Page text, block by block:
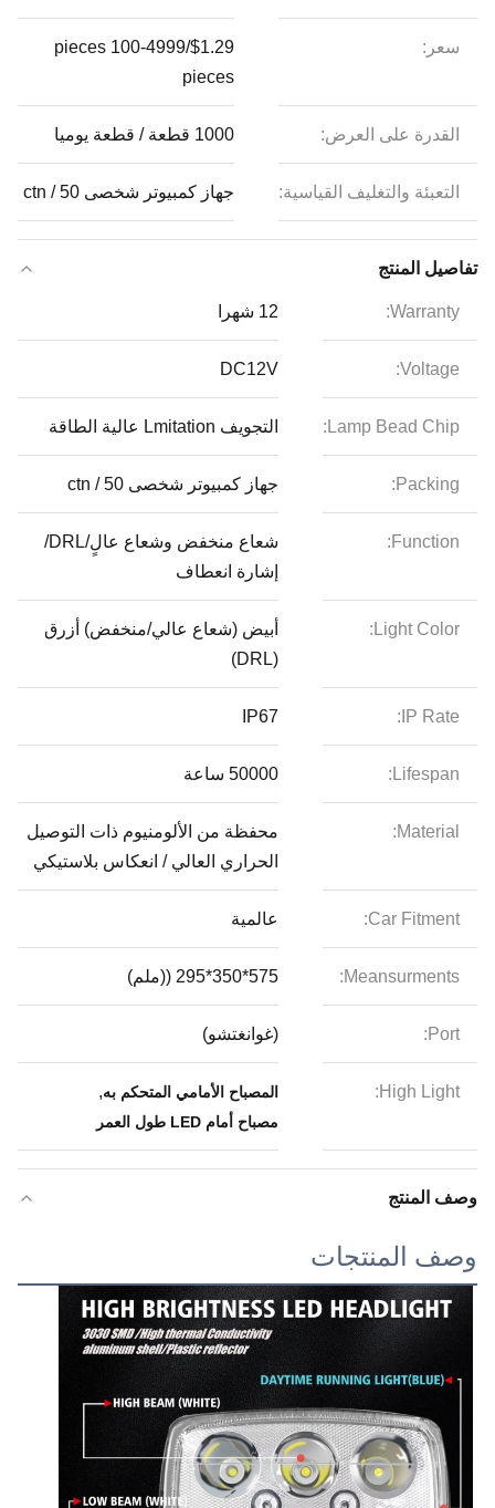
سعر:
$1.29/pieces 100-4999
pieces
القدرة على العرض: 1000 قطعة / قطعة يوميا
التعبئة والتغليف القياسية: جهاز كمبيوتر شخصى 50 / ctn
تفاصيل المنتج
Warranty: 12 شهرا
Voltage:
DC12V
Lamp Bead Chip: التجويف Lmitation عالية الطاقة
Packing: جهاز كمبيوتر شخصى 50 / ctn
Function:
شعاع منخفض وشعاع عالٍ/DRL/
إشارة انعطاف
Light Color:
أبيض (شعاع عالي/منخفض) أزرق
(DRL)
IP Rate:
IP67
Lifespan: 50000 ساعة
Material:
محفظة من الألومنيوم ذات التوصيل
الحراري العالي / انعكاس بلاستيكي
Car Fitment: عالمية
Meansurments: 575*350*295 ((ملم)
Port: (غوانغتشو)
High Light: المصباح الأمامي المتحكم به,
مصباح أمام LED طول العمر
وصف المنتج
وصف المنتجات